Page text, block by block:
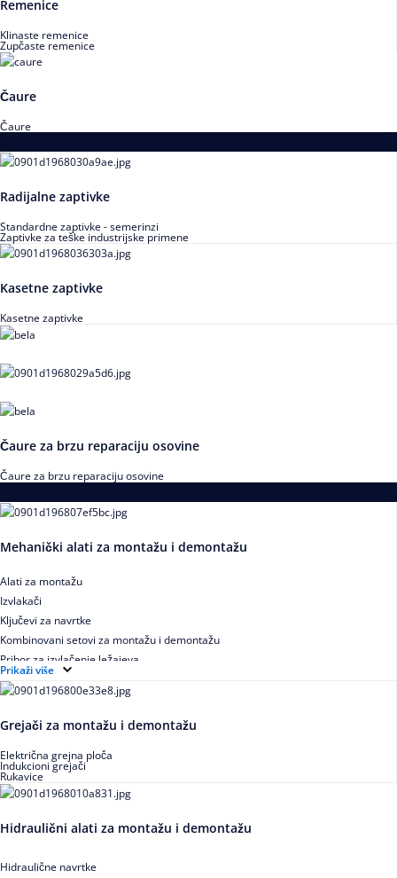
Remenice
Klinaste remenice
Zupčaste remenice
Čaure
Čaure
Radijalne zaptivke
Standardne zaptivke - semerinzi
Zaptivke za teške industrijske primene
Kasetne zaptivke
Kasetne zaptivke
Čaure za brzu reparaciju osovine
Čaure za brzu reparaciju osovine
Mehanički alati za montažu i demontažu
Alati za montažu
Izvlakači
Ključevi za navrtke
Kombinovani setovi za montažu i demontažu
Pribor za izvlačenje ležajeva
Prikaži više
Grejači za montažu i demontažu
Električna grejna ploča
Indukcioni grejači
Rukavice
Hidraulični alati za montažu i demontažu
Hidraulične navrtke